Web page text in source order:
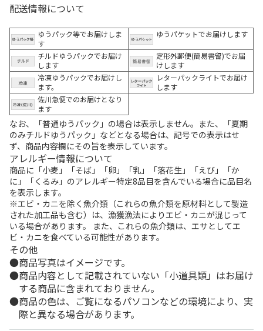
配送情報について
ゆうパック等でお届けしま
す
ゆうパケットでお届けします
チルドゆうパックでお届け
します
定形外郵便(簡易書留)でお届
けします
冷凍ゆうパックでお届けし
ます。
レターパックライトでお届け
します
佐川急便でのお届けとなり
ます
なお、「普通ゆうパック」の場合は表示しません。また、「夏期
のみチルドゆうパック」などとなる場合は、記号での表示はせ
ず、商品内容欄にその旨を表示しています。
アレルギー情報について
商品に「小麦」「そば」「卵」「乳」「落花生」「えび」「か
に」「くるみ」のアレルギー特定8品目を含んでいる場合に品目名
を表示します。
※エビ・カニを除く魚介類（これらの魚介類を原材料として製造
された加工品も含む）は、漁獲漁法によりエビ・カニが混じって
いる場合があります。 また、これらの魚介類は、エサとしてエ
ビ・カニを食べている可能性があります。
その他
商品写真はイメージです。
商品内容として記載されていない「小道具類」はお届け
する商品に含まれておりません。
商品の色は、ご覧になるパソコンなどの環境により、実
際と異なる場合があります。